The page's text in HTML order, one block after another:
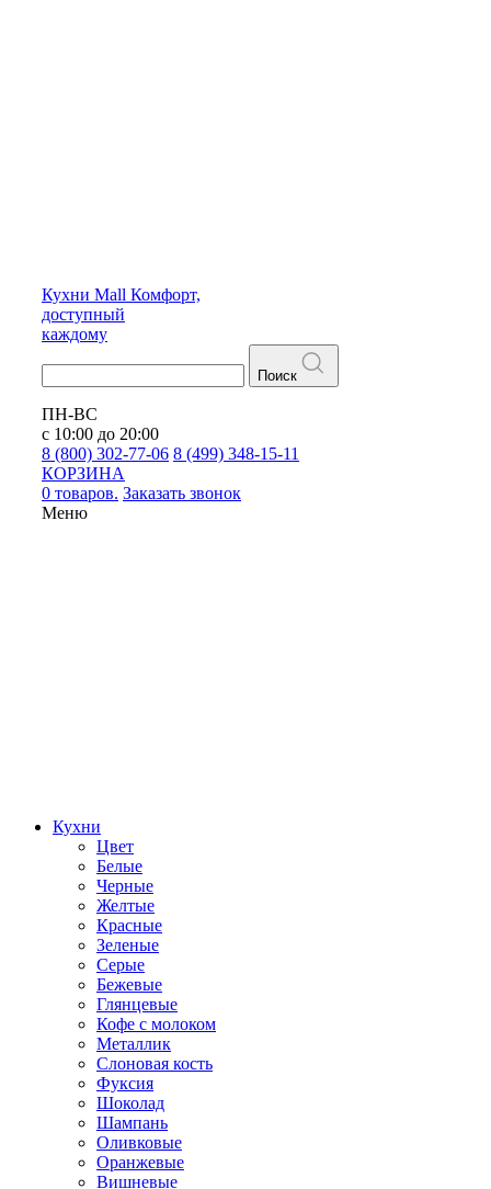
Кухни Mall Комфорт,
доступный
каждому
Поиск
ПН-ВС
с 10:00 до 20:00
8 (800) 302-77-06 8 (499) 348-15-11
КОРЗИНА
0 товаров. Заказать звонок
Меню
Кухни
Цвет
Белые
Черные
Желтые
Красные
Зеленые
Серые
Бежевые
Глянцевые
Кофе с молоком
Металлик
Слоновая кость
Фуксия
Шоколад
Шампань
Оливковые
Оранжевые
Вишневые